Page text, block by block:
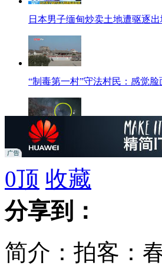
日本男子缅甸炒卖土地遭驱逐出
“制毒第一村”守法村民：感觉脸
女子悬浮河面引恐慌
女子震撼乡村爵士
上海:春节加班7天 加班费至少
0顶 收藏
分享到：
简介：拍客：